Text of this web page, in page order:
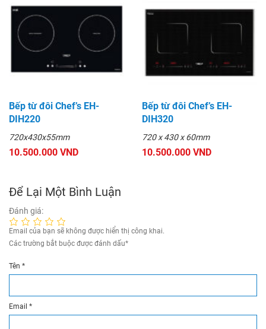
Bếp từ đôi Chef’s EH-
DIH220
720x430x55mm
10.500.000 VND
Bếp từ đôi Chef’s EH-
DIH320
720 x 430 x 60mm
10.500.000 VND
Để Lại Một Bình Luận
Đánh giá:
Email của bạn sẽ không được hiển thị công khai.
Các trường bắt buộc được đánh dấu*
Tên *
Email *